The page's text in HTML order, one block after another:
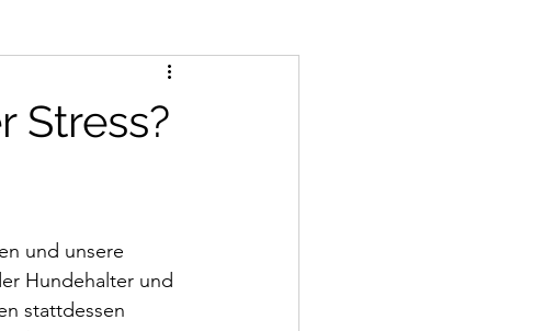
Stress?
und unsere
Hundehalter und
stattdessen